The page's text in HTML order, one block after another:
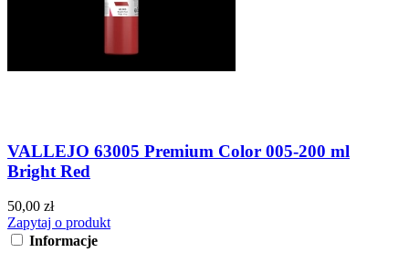
VALLEJO 63005 Premium Color 005-200 ml
Bright Red
50,00 zł
Zapytaj o produkt
Informacje